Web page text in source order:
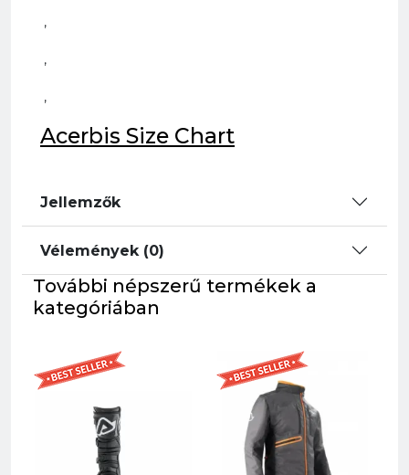
,
,
,
Acerbis Size Chart
Jellemzők
Vélemények (0)
További népszerű termékek a
kategóriában